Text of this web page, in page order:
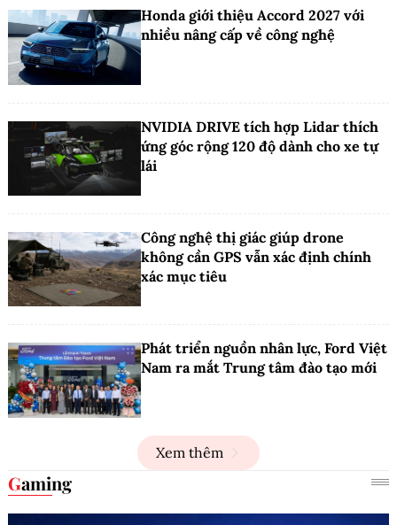
Honda giới thiệu Accord 2027 với
nhiều nâng cấp về công nghệ
NVIDIA DRIVE tích hợp Lidar thích
ứng góc rộng 120 độ dành cho xe tự
lái
Công nghệ thị giác giúp drone
không cần GPS vẫn xác định chính
xác mục tiêu
Phát triển nguồn nhân lực, Ford Việt
Nam ra mắt Trung tâm đào tạo mới
Xem thêm
Gaming